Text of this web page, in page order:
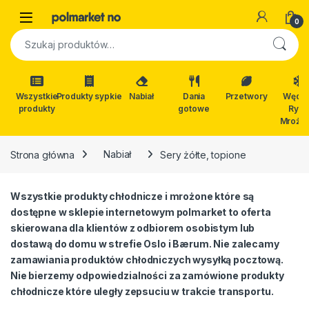
Open 0
Szukaj:
Wszystkie
produkty
Produkty sypkie Nabiał
Dania
gotowe
Przetwory
Ryby
Strona główna Nabiał Sery żółte, topione
Wszystkie produkty chłodnicze i mrożone które są
dostępne w sklepie internetowym polmarket to oferta
skierowana dla klientów z odbiorem osobistym lub
dostawą do domu w strefie Oslo i Bærum. Nie zalecamy
zamawiania produktów chłodniczych wysyłką pocztową.
Nie bierzemy odpowiedzialności za zamówione produkty
chłodnicze które uległy zepsuciu w trakcie transportu.